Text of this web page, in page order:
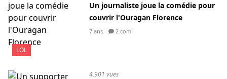
LOL
Un journaliste joue la comédie pour
couvrir l'Ouragan Florence
7 ans 2 com
4,901 vues